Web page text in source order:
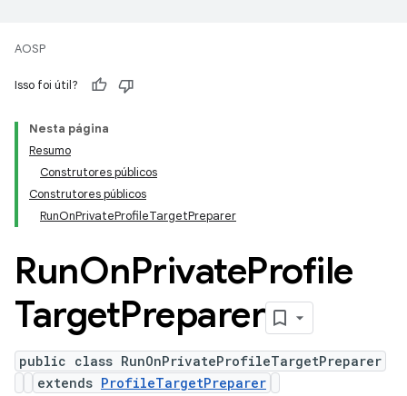
AOSP
Isso foi útil?
Nesta página
Resumo
Construtores públicos
Construtores públicos
RunOnPrivateProfileTargetPreparer
RunOnPrivateProfile
TargetPreparer
public class RunOnPrivateProfileTargetPreparer
extends ProfileTargetPreparer